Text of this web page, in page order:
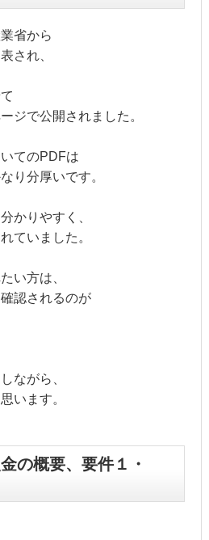
省から
され、
ジで公開されました。
てのPDFは
り分厚いです。
かりやすく、
ていました。
い方は、
認されるのが
ながら、
います。
の概要、要件１・